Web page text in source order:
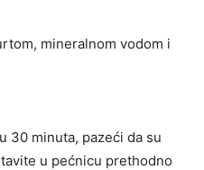
mineralnom vodom i
30 minuta, pazeći da su
u pećnicu prethodno